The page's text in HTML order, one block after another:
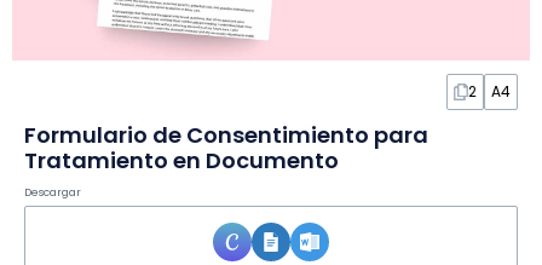
2 A4
Formulario de Consentimiento para
Tratamiento en Documento
Descargar